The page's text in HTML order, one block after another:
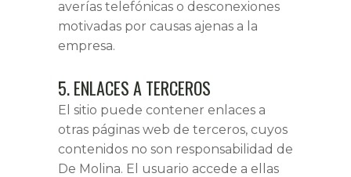
averías telefónicas o desconexiones
motivadas por causas ajenas a la
empresa.
5. ENLACES A TERCEROS
El sitio puede contener enlaces a
otras páginas web de terceros, cuyos
contenidos no son responsabilidad de
De Molina. El usuario accede a ellas